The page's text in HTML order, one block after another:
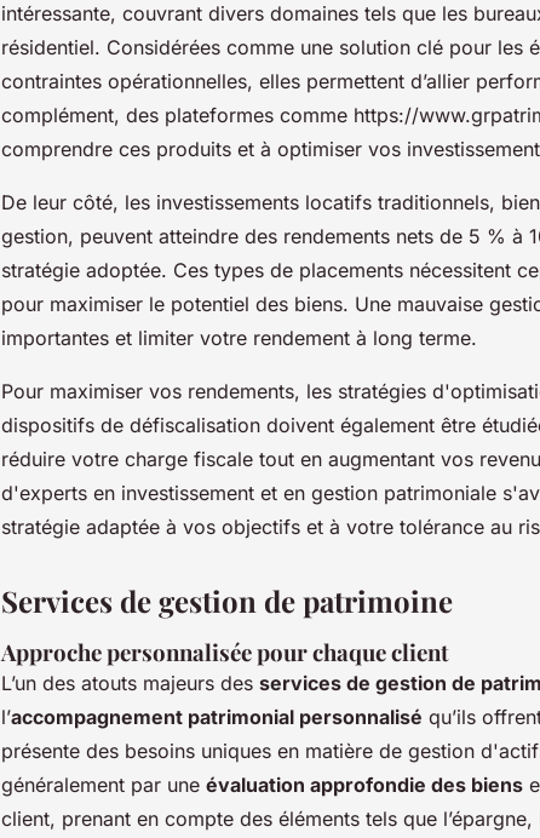
intéressante, couvrant divers domaines tels que les
résidentiel. Considérées comme une solution clé pour les
contraintes opérationnelles, elles permettent d’allier
complément, des plateformes comme https://
comprendre ces produits et à optimiser vos
De leur côté, les investissements locatifs traditionnels,
gestion, peuvent atteindre des rendements nets de 5 % à
stratégie adoptée. Ces types de placements nécessitent
pour maximiser le potentiel des biens. Une mauvaise
importantes et limiter votre rendement à long terme.
Pour maximiser vos rendements, les stratégies
dispositifs de défiscalisation doivent également être
réduire votre charge fiscale tout en augmentant vos
d'experts en investissement et en gestion patrimoniale
stratégie adaptée à vos objectifs et à votre tolérance au
Services de gestion de patrimoine
Approche personnalisée pour chaque client
L’un des atouts majeurs des services de gestion de
l’accompagnement patrimonial personnalisé qu’ils
présente des besoins uniques en matière de gestion
généralement par une évaluation approfondie des biens
client, prenant en compte des éléments tels que